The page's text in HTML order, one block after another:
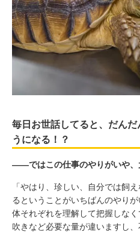
毎日お世話してると、だん
うになる！？
――ではこの仕事のやりがいや、
「やはり、珍しい、自分では飼
るということがいちばんのやり
体それぞれを理解して把握しな
吹きなど必要な量が違いますし